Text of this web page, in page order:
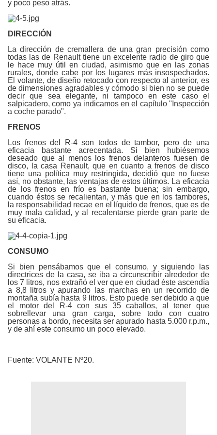
y poco peso atrás.
DIRECCIÓN
La dirección de cremallera de una gran precisión como
todas las de Renault tiene un excelente radio de giro que
le hace muy útil en ciudad, asimismo que en las zonas
rurales, donde cabe por los lugares más insospechados.
El volante, de diseño retocado con respecto al anterior, es
de dimensiones agradables y cómodo si bien no se puede
decir que sea elegante, ni tampoco en este caso el
salpicadero, como ya indicamos en el capítulo "Inspección
a coche parado".
FRENOS
Los frenos del R-4 son todos de tambor, pero de una
eficacia bastante acrecentada. Si bien hubiésemos
deseado que al menos los frenos delanteros fuesen de
disco, la casa Renault, que en cuanto a frenos de disco
tiene una política muy restringida, decidió que no fuese
así, no obstante, las ventajas de estos últimos. La eficacia
de los frenos en frío es bastante buena; sin embargo,
cuando éstos se recalientan, y más que en los tambores,
la responsabilidad recae en el líquido de frenos, que es de
muy mala calidad, y al recalentarse pierde gran parte de
su eficacia.
CONSUMO
Si bien pensábamos que el consumo, y siguiendo las
directrices de la casa, se iba a circunscribir alrededor de
los 7 litros, nos extrañó el ver que en ciudad éste ascendía
a 8,8 litros y apurando las marchas en un recorrido de
montaña subía hasta 9 litros. Esto puede ser debido a que
el motor del R-4 con sus 35 caballos, al tener que
sobrellevar una gran carga, sobre todo con cuatro
personas a bordo, necesita ser apurado hasta 5.000 r.p.m.,
y de ahí este consumo un poco elevado.
Fuente: VOLANTE Nº20.